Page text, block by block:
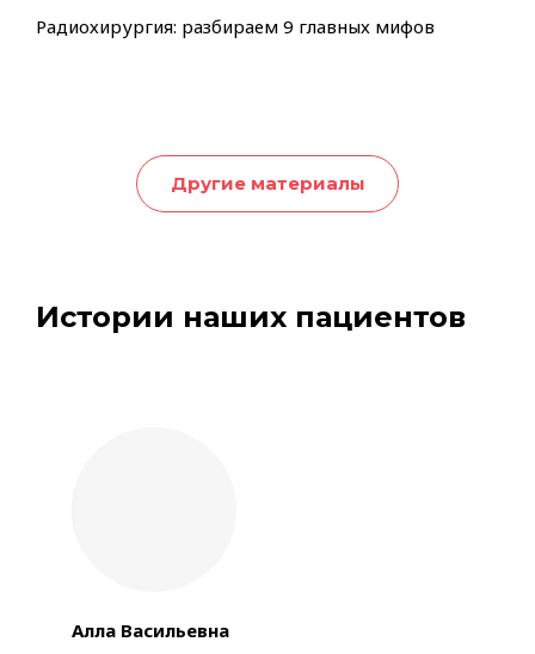
Радиохирургия: разбираем 9 главных мифов
Другие материалы
Истории наших пациентов
Алла Васильевна